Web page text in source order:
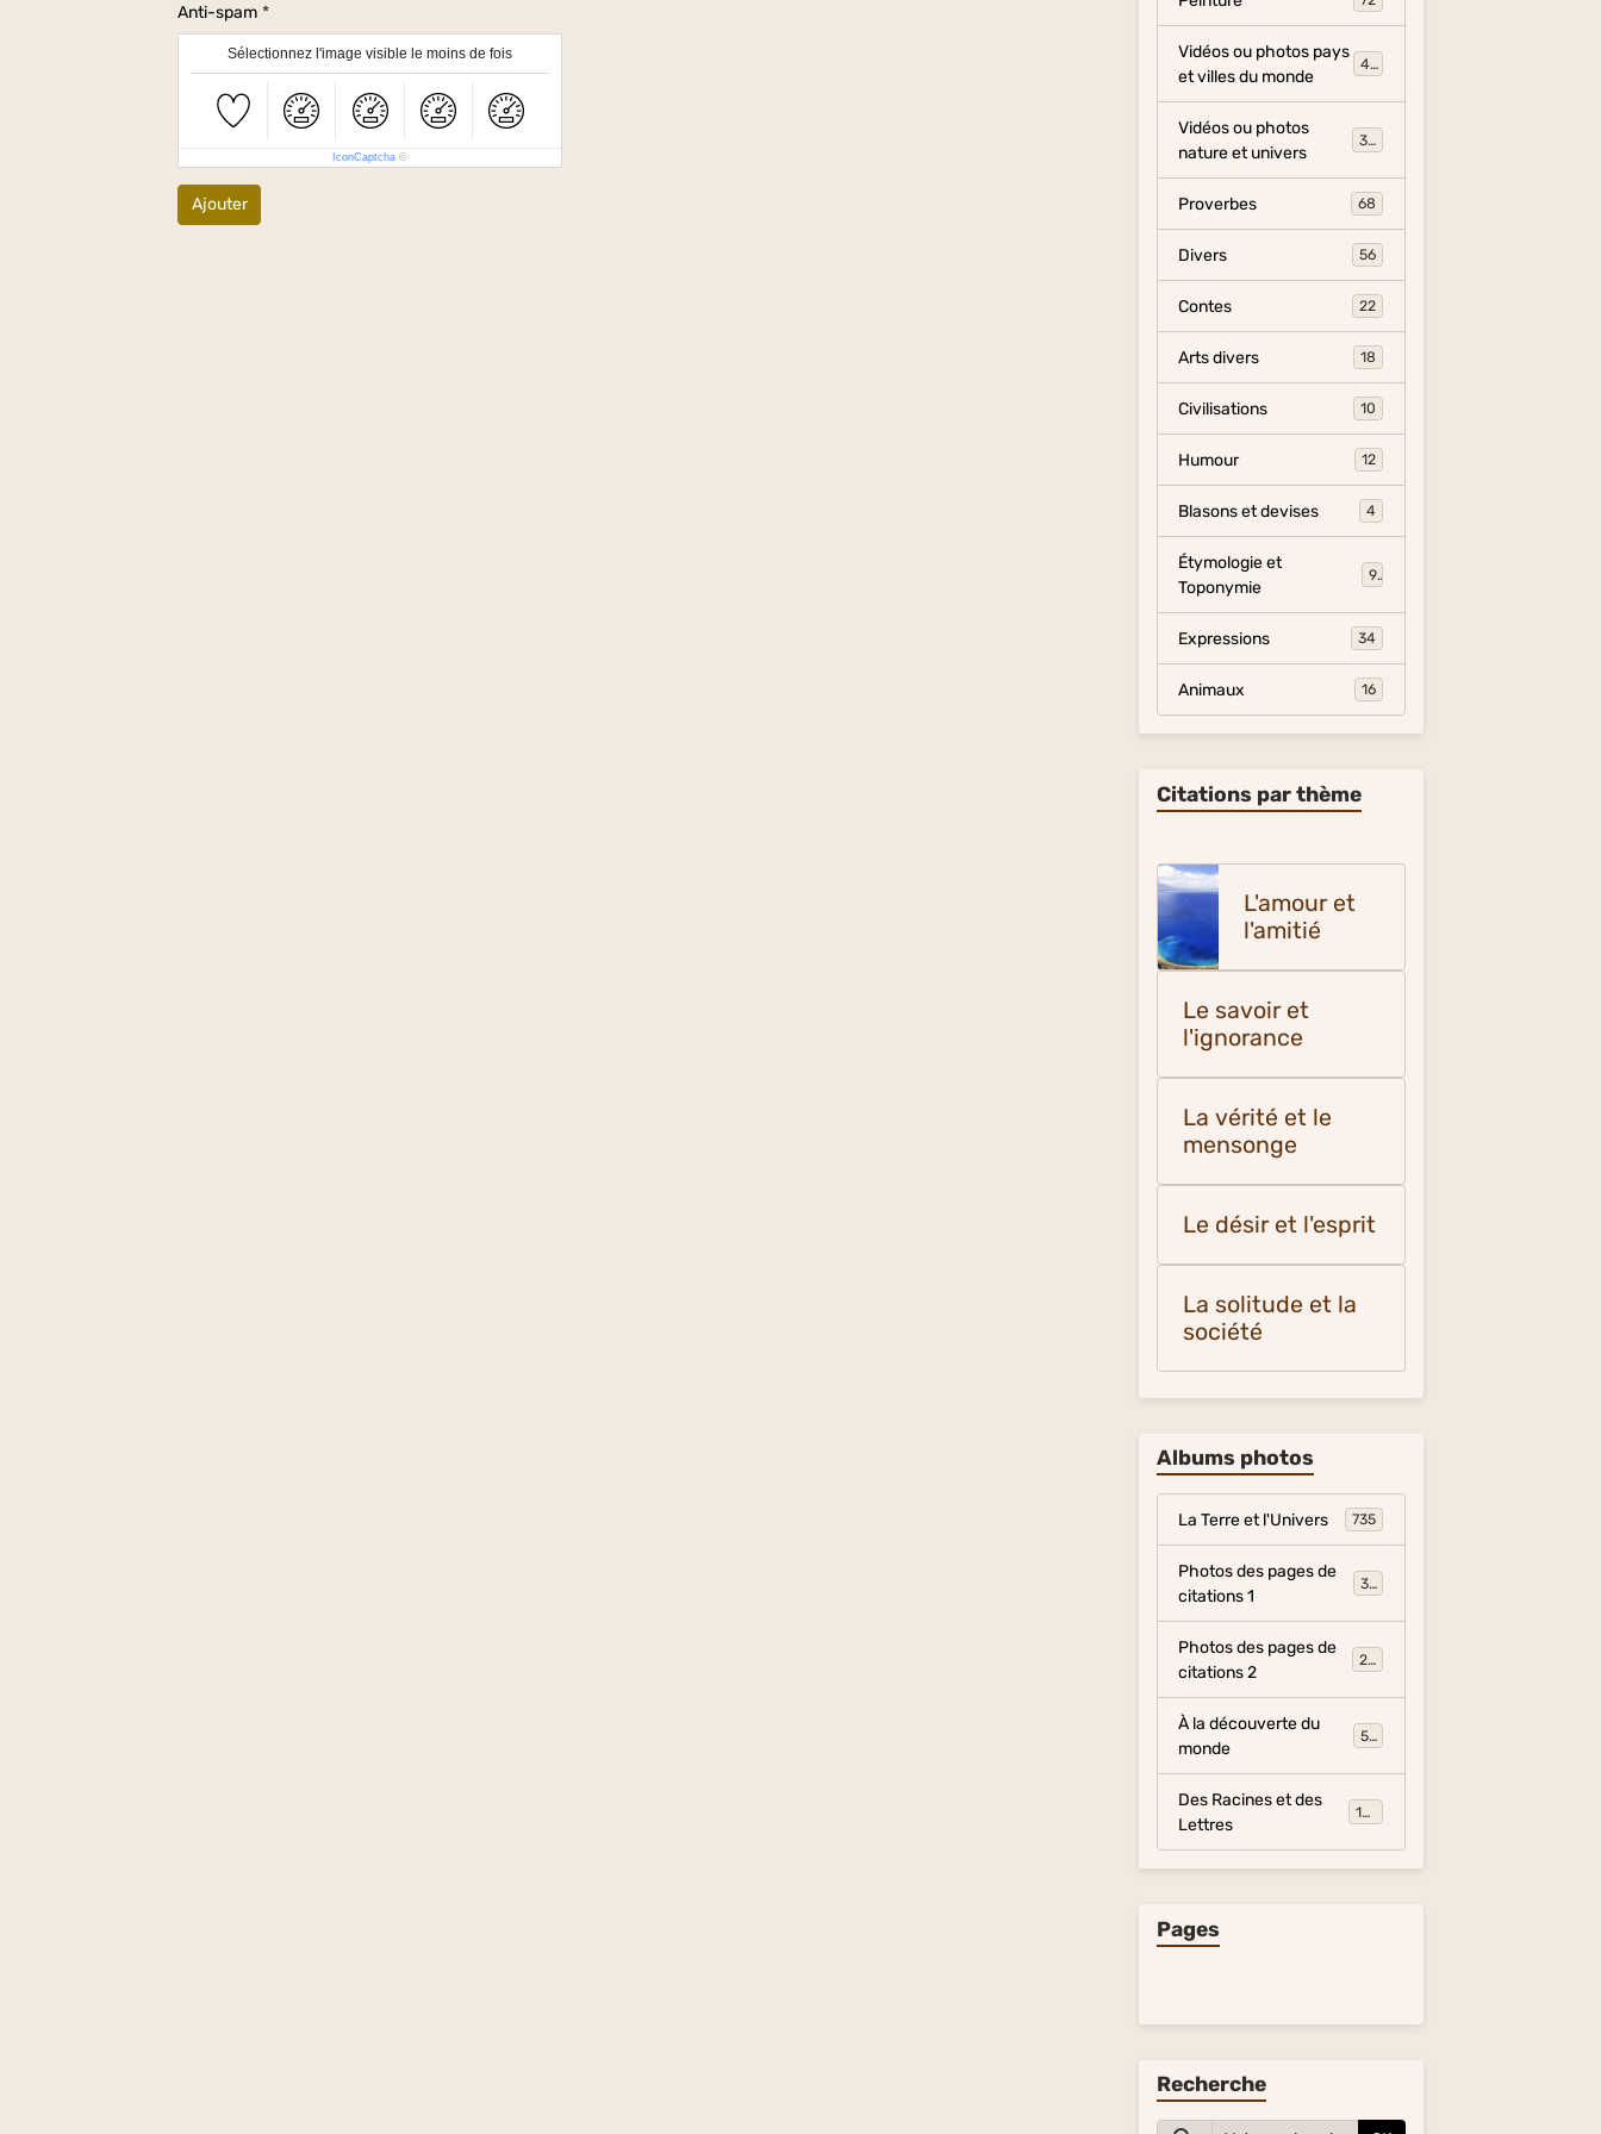
Anti-spam
Sélectionnez l'image visible le moins de fois
IconCaptcha ©
Ajouter
Vidéos ou photos pays
et villes du monde
454
Vidéos ou photos
nature et univers
325
Proverbes 68
Divers 56
Contes 22
Arts divers 18
Civilisations 10
Humour 12
Blasons et devises 4
Étymologie et
Toponymie
9
Expressions 34
Animaux 16
Citations par thème
L'amour et
l'amitié
Le savoir et
l'ignorance
La vérité et le
mensonge
Le désir et l'esprit
La solitude et la
société
Albums photos
La Terre et l'Univers 735
Photos des pages de
citations 1
317
Photos des pages de
citations 2
281
À la découverte du
monde
54
Des Racines et des
Lettres
134
Pages
Recherche